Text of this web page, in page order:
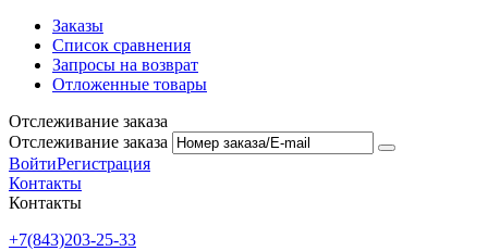
Заказы
Список сравнения
Запросы на возврат
Отложенные товары
Отслеживание заказа
Отслеживание заказа
ВойтиРегистрация
Контакты
Контакты
+7(843)203-25-33